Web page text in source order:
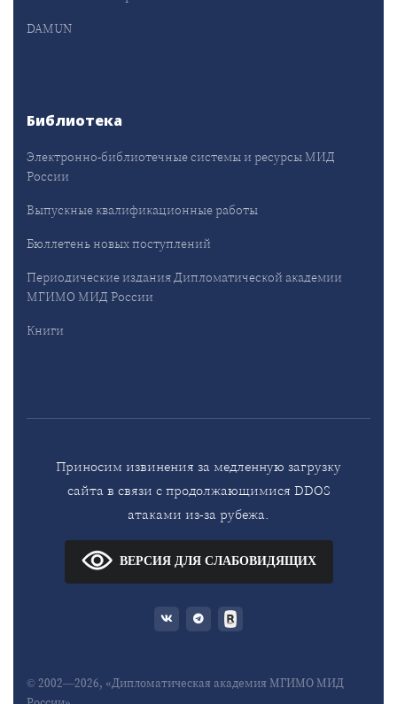
DAMUN
Библиотека
Электронно-библиотечные системы и ресурсы МИД
России
Выпускные квалификационные работы
Бюллетень новых поступлений
Периодические издания Дипломатической академии
МГИМО МИД России
Книги
Приносим извинения за медленную загрузку
сайта в связи с продолжающимися DDOS
атаками из-за рубежа.
ВЕРСИЯ ДЛЯ СЛАБОВИДЯЩИХ
© 2002—2026, «Дипломатическая академия МГИМО МИД